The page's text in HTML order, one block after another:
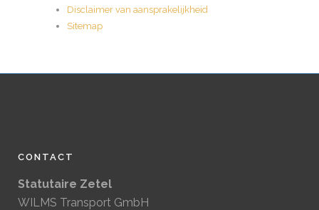
Disclaimer van aansprakelijkheid
Sitemap
CONTACT
Statutaire Zetel
WILMS Transport GmbH